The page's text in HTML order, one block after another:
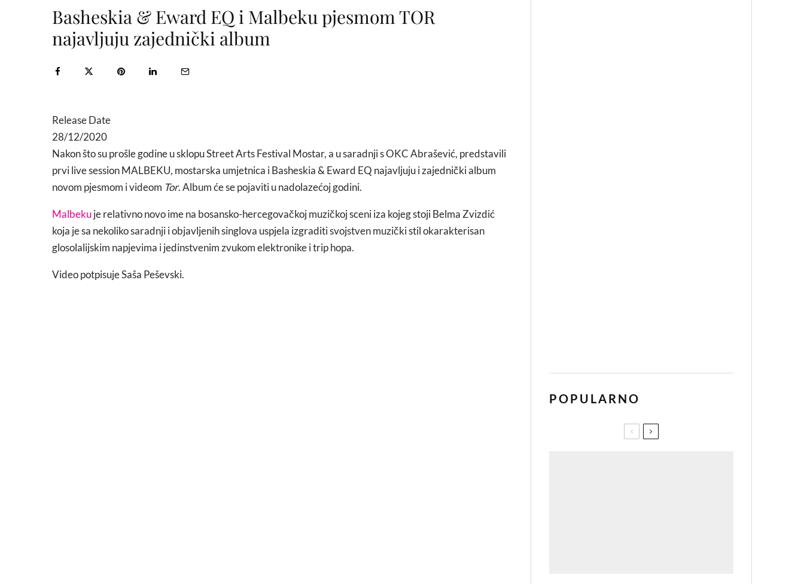
Basheskia & Eward EQ i Malbeku pjesmom TOR
najavljuju zajednički album
Release Date
28/12/2020
Nakon što su prošle godine u sklopu Street Arts Festival Mostar, a u saradnji s OKC Abrašević, predstavili
prvi live session MALBEKU, mostarska umjetnica i Basheskia & Eward EQ najavljuju i zajednički album
novom pjesmom i videom Tor. Album će se pojaviti u nadolazećoj godini.
Malbekuje relativno novo ime na bosansko-hercegovačkoj muzičkoj sceni iza kojeg stoji Belma Zvizdić
koja je sa nekoliko saradnji i objavljenih singlova uspjela izgraditi svojstven muzički stil okarakterisan
glosolalijskim napjevima i jedinstvenim zvukom elektronike i trip hopa.
Video potpisuje Saša Peševski.
POPULARNO